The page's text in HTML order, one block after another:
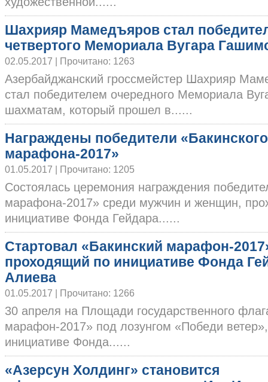
Шахрияр Мамедъяров стал
четвертого Мемориала Вугара
02.05.2017 | Прочитано: 1263
Азербайджанский гроссмейстер Шахрияр
стал победителем очередного Мемориала
шахматам, который прошел в......
Награждены победители «Бакинского
марафона-2017»
01.05.2017 | Прочитано: 1205
Состоялась церемония награждения
марафона-2017» среди мужчин и женщин,
инициативе Фонда Гейдара......
Стартовал «Бакинский марафон-
проходящий по инициативе Фонда
Алиева
01.05.2017 | Прочитано: 1266
30 апреля на Площади государственного
марафон-2017» под лозунгом «Победи
инициативе Фонда......
«Азерсун Холдинг» становится